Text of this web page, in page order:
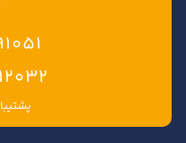
۰۳۱-
پشتیبانی